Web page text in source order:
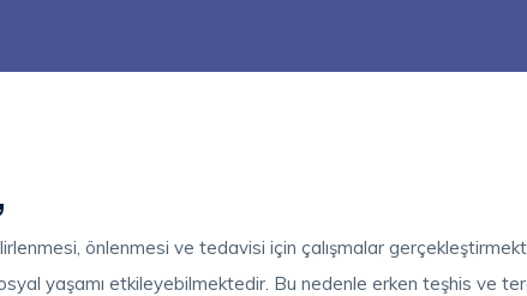
önlenmesi ve tedavisi için çalışmalar
yaşamı etkileyebilmektedir. Bu nedenle erken teşhis ve